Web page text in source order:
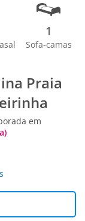
1
Sofa-camas
Praia
em